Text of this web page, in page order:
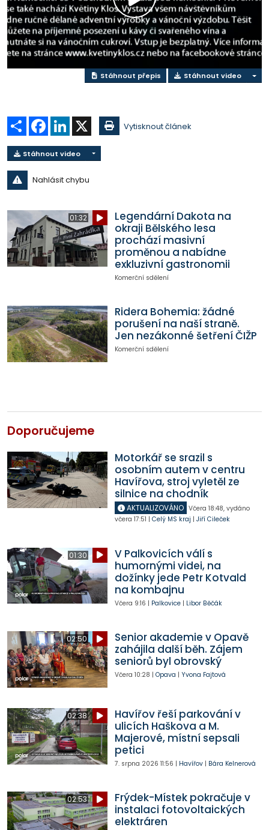
Přehrát
video
Stáhnout přepis Stáhnout video
Sdílet Facebook
LinkedIn Vytisknout článek
Stáhnout video
Nahlásit chybu
01:32
Legendární Dakota na
okraji Bělského lesa
prochází masivní
proměnou a nabídne
exkluzivní gastronomii
Komerční sdělení
Ridera Bohemia: žádné
porušení na naší straně.
Jen nezákonné šetření ČIŽP
Komerční sdělení
Doporučujeme
Motorkář se srazil s
osobním autem v centru
Havířova, stroj vyletěl ze
silnice na chodník
AKTUALIZOVÁNO Včera 18:48, vydáno
včera 17:51 | Celý MS kraj | Jiří Cileček
01:30
V Palkovicích válí s
humornými videi, na
dožínky jede Petr Kotvald
na kombajnu
Včera 9:16 | Palkovice| Libor Běčák
02:50
Senior akademie v Opavě
zahájila další běh. Zájem
seniorů byl obrovský
Včera 10:28 | Opava | Yvona Fajtová
02:38
Havířov řeší parkování v
ulicích Haškova a M.
Majerové, místní sepsali
petici
7. srpna 2026 11:56 | Havířov| Bára Kelnerová
02:53
Frýdek-Místek pokračuje v
instalaci fotovoltaických
elektráren